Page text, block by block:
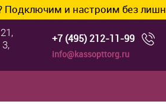
и настроим без лишних хлопот.
+7 (495) 212-11-99
info@kassopttorg.ru